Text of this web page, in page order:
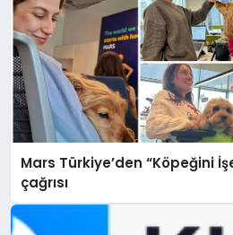
Mars Türkiye’den “Köpeğini
çağrısı